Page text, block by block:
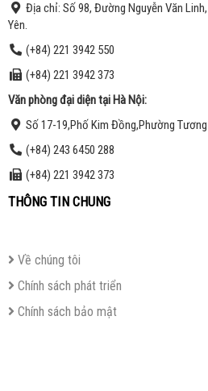
Địa chỉ: Số 98, Đường Nguyễn Văn
Yên.
(+84) 221 3942 550
(+84) 221 3942 373
Văn phòng đại diện tại Hà Nội:
Số 17-19,Phố Kim Đồng,Phường
(+84) 243 6450 288
(+84) 221 3942 373
THÔNG TIN CHUNG
Về chúng tôi
Chính sách phát triển
Chính sách bảo mật